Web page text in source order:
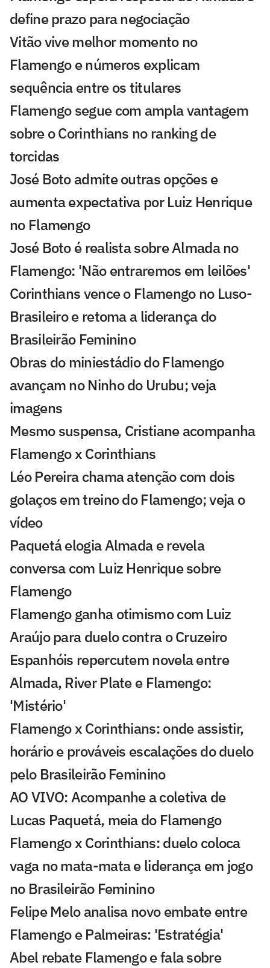
define prazo para negociação
Vitão vive melhor momento no
Flamengo e números explicam
sequência entre os titulares
Flamengo segue com ampla vantagem
sobre o Corinthians no ranking de
torcidas
José Boto admite outras opções e
aumenta expectativa por Luiz Henrique
no Flamengo
José Boto é realista sobre Almada no
Flamengo: 'Não entraremos em leilões'
Corinthians vence o Flamengo no Luso-
Brasileiro e retoma a liderança do
Brasileirão Feminino
Obras do miniestádio do Flamengo
avançam no Ninho do Urubu; veja
imagens
Mesmo suspensa, Cristiane acompanha
Flamengo x Corinthians
Léo Pereira chama atenção com dois
golaços em treino do Flamengo; veja o
vídeo
Paquetá elogia Almada e revela
conversa com Luiz Henrique sobre
Flamengo
Flamengo ganha otimismo com Luiz
Araújo para duelo contra o Cruzeiro
Espanhóis repercutem novela entre
Almada, River Plate e Flamengo:
'Mistério'
Flamengo x Corinthians: onde assistir,
horário e prováveis escalações do duelo
pelo Brasileirão Feminino
AO VIVO: Acompanhe a coletiva de
Lucas Paquetá, meia do Flamengo
Flamengo x Corinthians: duelo coloca
vaga no mata-mata e liderança em jogo
no Brasileirão Feminino
Felipe Melo analisa novo embate entre
Flamengo e Palmeiras: 'Estratégia'
Abel rebate Flamengo e fala sobre